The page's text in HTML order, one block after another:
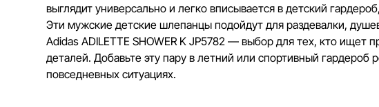
выглядит универсально и легко вписывается в детский
Эти мужские детские шлепанцы подойдут для раздевалки,
Adidas ADILETTE SHOWER K JP5782 — выбор для тех, кто
деталей. Добавьте эту пару в летний или спортивный
повседневных ситуациях.